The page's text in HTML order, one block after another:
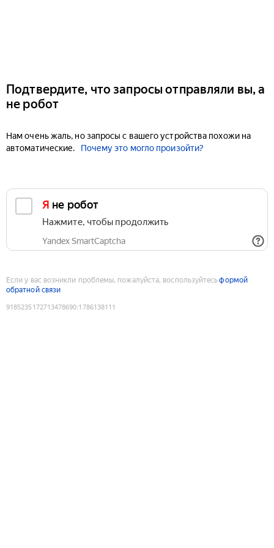
Подтвердите, что запросы отправляли вы, а
не робот
Нам очень жаль, но запросы с вашего устройства похожи на
автоматические.
Почему это могло произойти?
Я не робот
Нажмите, чтобы продолжить
Yandex SmartCaptcha
Если у вас возникли проблемы, пожалуйста, воспользуйтесьформой
обратной связи
9185235172713478690:1786138111